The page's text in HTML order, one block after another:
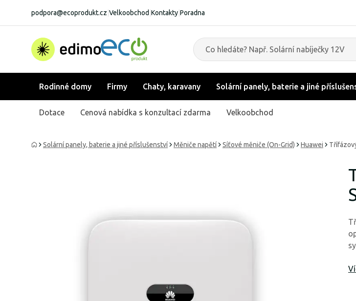
podpora@ecoprodukt.cz Velkoobchod Kontakty Poradna
Rodinné domy Firmy Chaty, karavany Solární panely, baterie a jiné
Dotace Cenová nabídka s konzultací zdarma Velkoobchod
Solární panely, baterie a jiné příslušenství Měniče napětí Síťové měniče (On-Grid) Huawei